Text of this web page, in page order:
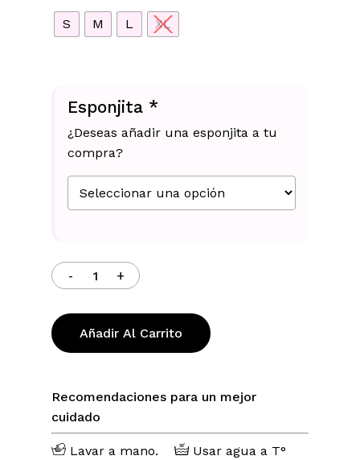
No hay productos en el carrito.
Recomendaciones para un mejor
cuidado
Lavar a mano.
Usar agua a T°
S M L XL
Esponjita *
¿Deseas añadir una esponjita a tu
compra?
Añadir Al Carrito